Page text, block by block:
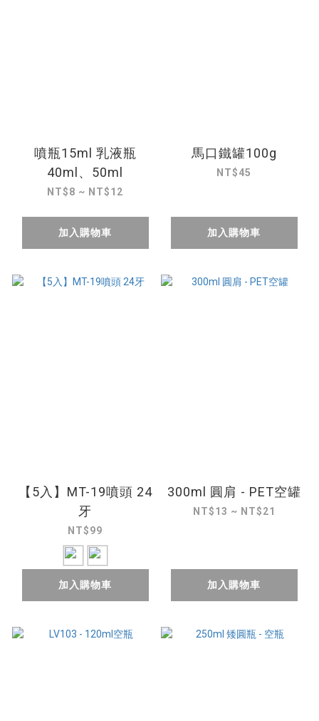
噴瓶15ml 乳液瓶
40ml、50ml
NT$8 ~ NT$12
加入購物車
馬口鐵罐100g
NT$45
加入購物車
【5入】MT-19噴頭 24
牙
NT$99
加入購物車
300ml 圓肩 - PET空罐
NT$13 ~ NT$21
加入購物車